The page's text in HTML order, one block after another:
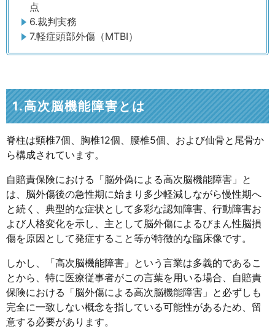
点
6.裁判実務
7.軽症頭部外傷（MTBI）
1.高次脳機能障害とは
脊柱は頸椎7個、胸椎12個、腰椎5個、および仙骨と尾骨か
ら構成されています。
自賠責保険における「脳外偽による高次脳機能障害」と
は、脳外傷後の急性期に始まり多少軽減しながら慢性期へ
と続く、典型的な症状として多彩な認知障害、行動障害お
よび人格変化を示し、主として脳外傷によるびまん性脳損
傷を原因として発症すること等が特徴的な臨床像です。
しかし、「高次脳機能障害」という言業は多義的であるこ
とから、特に医療従事者がこの言葉を用いる場合、自賠責
保険における「脳外傷による高次脳機能障害」と必ずしも
完全に一致しない概念を指している可能性があるため、留
意する必要があります。